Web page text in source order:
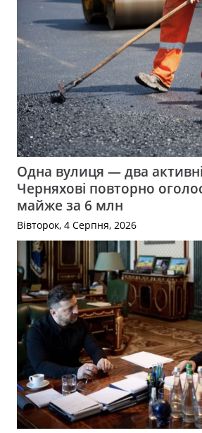
Одна вулиця — два
Черняхові повторно
майже за 6 млн
Вівторок, 4 Серпня, 2026